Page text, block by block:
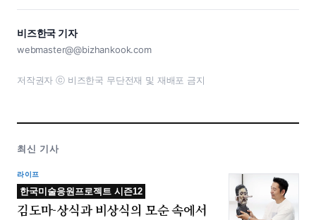
비즈한국 기자
webmaster@@bizhankook.com
저작권자 ⓒ 비즈한국 무단전재 및 재배포 금지
최신 기사
라이프
한국미술응원프로젝트 시즌12
김도마-상식과 비상식의 모순 속에서